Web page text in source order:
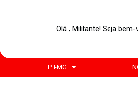
Olá , Militante! Seja bem-
PT-MG